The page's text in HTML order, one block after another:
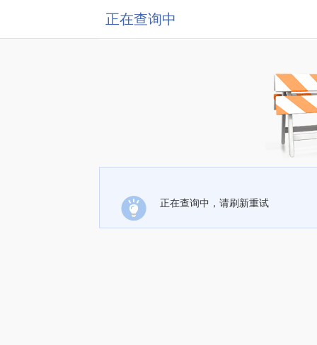
正在查询中
正在查询中，请刷新重试